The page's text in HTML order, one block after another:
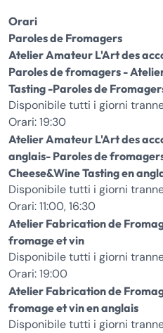
Orari
Paroles de Fromagers
Atelier Amateur L'Art des accords fromages et vins -
Paroles de fromagers -
Tasting -Paroles de
Disponibile tutti i giorni
Orari: 19:30
Atelier Amateur L'Art des accords fromages et vins en
anglais- Paroles de
Cheese&Wine Tasting en
Disponibile tutti i giorni
Orari: 11:00, 16:30
Atelier Fabrication de Fromage avec Dégustation de
fromage et vin
Disponibile tutti i giorni
Orari: 19:00
Atelier Fabrication de Fromage avec Dégustation de
fromage et vin en anglais
Disponibile tutti i giorni